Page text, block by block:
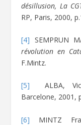
désillusion, La
RP, Paris, 2000,
[4] SEMPRUN
révolution en
F.Mintz.
[5] ALBA,
Barcelone, 2001,
[6] MINTZ